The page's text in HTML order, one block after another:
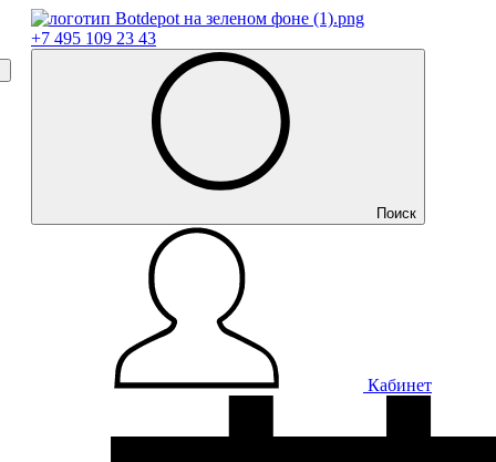
+7 495 109 23 43
Поиск
Кабинет